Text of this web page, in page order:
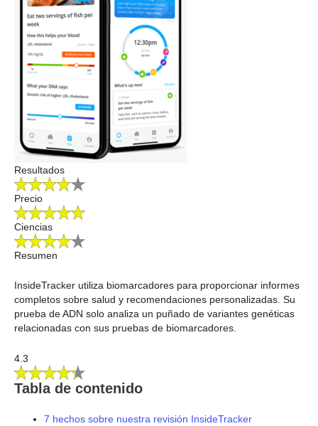
Resultados
Precio
Ciencias
Resumen
InsideTracker utiliza biomarcadores para proporcionar informes
completos sobre salud y recomendaciones personalizadas. Su
prueba de ADN solo analiza un puñado de variantes genéticas
relacionadas con sus pruebas de biomarcadores.
4.3
Tabla de contenido
7 hechos sobre nuestra revisión InsideTracker